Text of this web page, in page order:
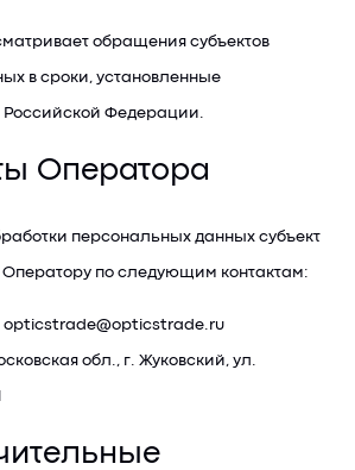
обращения субъектов
в сроки, установленные
Российской Федерации.
Оператора
персональных данных субъект
Оператору по следующим контактам:
opticstrade@opticstrade.ru
обл., г. Жуковский, ул.